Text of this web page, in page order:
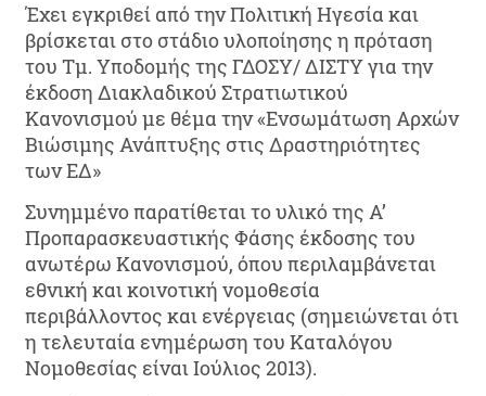
Έχει εγκριθεί από την Πολιτική Ηγεσία και
βρίσκεται στο στάδιο υλοποίησης η πρόταση
του Τμ. Υποδομής της ΓΔΟΣΥ/ ΔΙΣΤΥ για την
έκδοση Διακλαδικού Στρατιωτικού
Κανονισμού με θέμα την «Ενσωμάτωση Αρχών
Βιώσιμης Ανάπτυξης στις Δραστηριότητες
των ΕΔ»
Συνημμένο παρατίθεται το υλικό της Α’
Προπαρασκευαστικής Φάσης έκδοσης του
ανωτέρω Κανονισμού, όπου περιλαμβάνεται
εθνική και κοινοτική νομοθεσία
περιβάλλοντος και ενέργειας (σημειώνεται ότι
η τελευταία ενημέρωση του Καταλόγου
Νομοθεσίας είναι Ιούλιος 2013).